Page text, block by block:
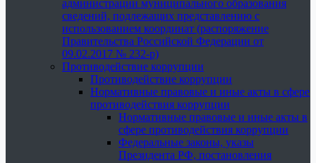
администрации муниципального образования
сведений, подлежащих представлению с
использованием координат (распоряжение
Правительства Российской Федерации от
09.02.2017 № 232-р)
Противодействие коррупции
Противодействие коррупции
Нормативные правовые и иные акты в сфере
противодействия коррупции
Нормативные правовые и иные акты в
сфере противодействия коррупции
Федеральные законы, указы
Президента РФ, постановления